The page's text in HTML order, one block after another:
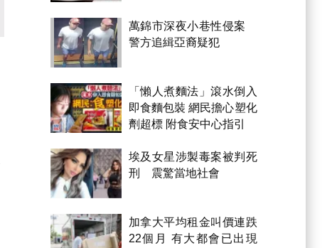
萬錦市深夜小巷性侵案
警方追緝亞裔疑犯
「懶人煮麵法」滾水倒入
即食麵包裝 網民擔心塑化
劑超標 附食安中心指引
埃及女星涉製毒案被判死
刑 震驚當地社會
加拿大平均租金叫價連跌
22個月 有大都會已出現